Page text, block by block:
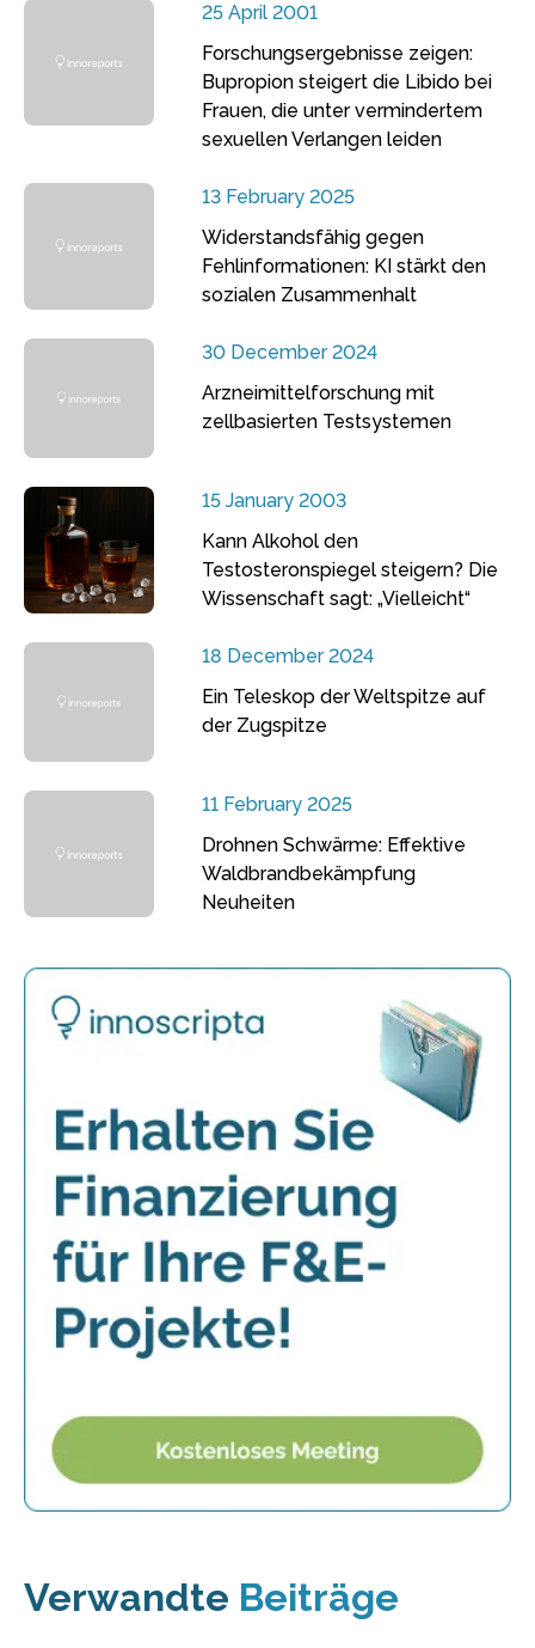
25 April 2001
Forschungsergebnisse zeigen:
Bupropion steigert die Libido bei
Frauen, die unter vermindertem
sexuellen Verlangen leiden
13 February 2025
Widerstandsfähig gegen
Fehlinformationen: KI stärkt den
sozialen Zusammenhalt
30 December 2024
Arzneimittelforschung mit
zellbasierten Testsystemen
15 January 2003
Kann Alkohol den
Testosteronspiegel steigern? Die
Wissenschaft sagt: „Vielleicht“
18 December 2024
Ein Teleskop der Weltspitze auf
der Zugspitze
11 February 2025
Drohnen Schwärme: Effektive
Waldbrandbekämpfung
Neuheiten
Verwandte Beiträge